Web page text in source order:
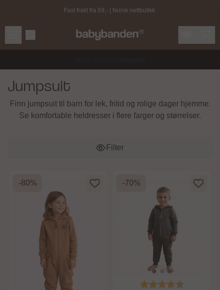
Fast frakt fra 69,- | Norsk nettbutikk
Jumpsuit
Finn jumpsuit til barn for lek, fritid og rolige dager hjemme.
Se komfortable heldresser i flere farger og størrelser.
Filter
-80% -70%
Karakter: